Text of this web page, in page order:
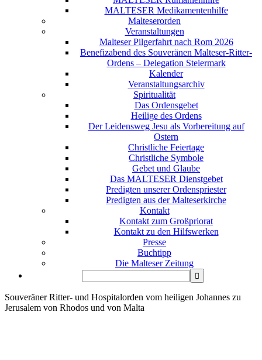
MALTESER Medikamentenhilfe
Malteserorden
Veranstaltungen
Malteser Pilgerfahrt nach Rom 2026
Benefizabend des Souveränen Malteser-Ritter-
Ordens – Delegation Steiermark
Kalender
Veranstaltungsarchiv
Spiritualität
Das Ordensgebet
Heilige des Ordens
Der Leidensweg Jesu als Vorbereitung auf
Ostern
Christliche Feiertage
Christliche Symbole
Gebet und Glaube
Das MALTESER Dienstgebet
Predigten unserer Ordenspriester
Predigten aus der Malteserkirche
Kontakt
Kontakt zum Großpriorat
Kontakt zu den Hilfswerken
Presse
Buchtipp
Die Malteser Zeitung
Souveräner Ritter- und Hospitalorden vom heiligen Johannes zu
Jerusalem von Rhodos und von Malta